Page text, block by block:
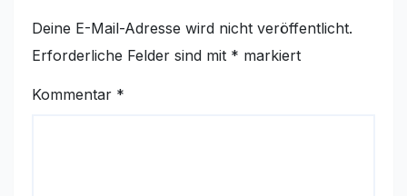
Deine E-Mail-Adresse wird nicht veröffentlicht.
Erforderliche Felder sind mit * markiert
Kommentar *